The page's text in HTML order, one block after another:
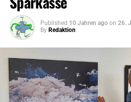
Published 10 Jahren ago on 26.
By Redaktion